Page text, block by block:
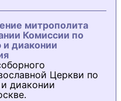
митрополита
Комиссии по
диаконии
Церкви по
диаконии